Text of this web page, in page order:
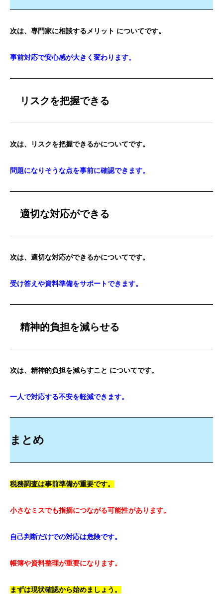
次は、専門家に相談するメリット についてです。
事前対応で安心感が大きく変わります。
リスクを把握できる
次は、リスクを把握できるかについてです。
問題になりそうな点を事前に確認できます。
適切な対応ができる
次は、適切な対応ができるかについてです。
受け答えや資料準備をサポートできます。
精神的負担を減らせる
次は、精神的負担を減らすこと についてです。
一人で対応する不安を軽減できます。
まとめ
税務調査は事前準備が重要です。
小さなミスでも指摘につながる可能性があります。
自己判断だけでの対応は危険です。
帳簿や資料整理が重要になります。
まずは現状確認から始めましょう。